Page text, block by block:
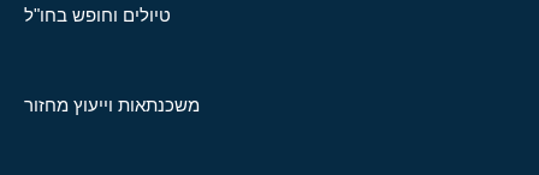
טיולים וחופש בחו"ל
משכנתאות וייעוץ מחזור